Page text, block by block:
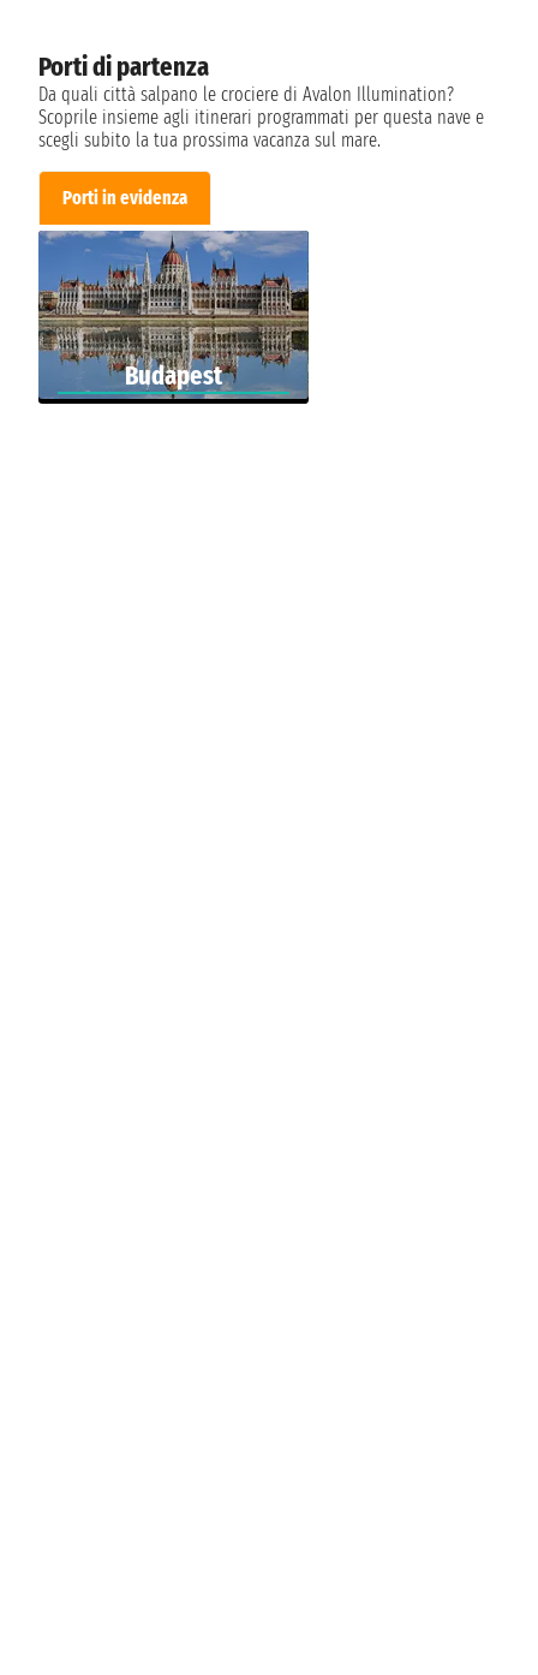
Porti di partenza
Da quali città salpano le crociere di Avalon Illumination?
Scoprile insieme agli itinerari programmati per questa nave e
scegli subito la tua prossima vacanza sul mare.
Porti in evidenza
Budapest